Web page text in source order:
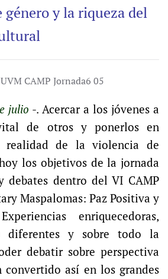
género y la riqueza del
julio -. Acercar a los jóvenes a
de otros y ponerlos en
realidad de la violencia de
los objetivos de la jornada
debates dentro del VI CAMP
Maspalomas: Paz Positiva y
enriquecedoras,
diferentes y sobre todo la
debatir sobre perspectiva
convertido así en los grandes